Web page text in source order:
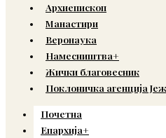
Архиепископ
Манастири
Веронаука
Намесништва+
Жички благовесник
Поклоничка агенција Јеж
Почетна
Епархија+